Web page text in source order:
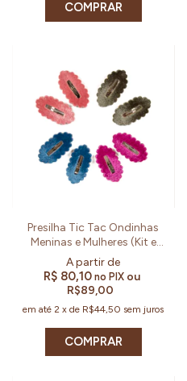
COMPRAR
Presilha Tic Tac Ondinhas
Meninas e Mulheres (Kit e
Par)
R$ 80,10no PIX ou
R$89,00
em até2 xde R$44,50 sem juros
COMPRAR